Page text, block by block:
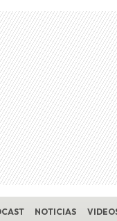
NOTICIAS